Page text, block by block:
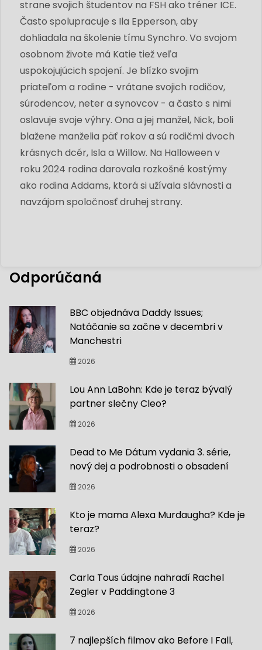
strane svojich študentov na FSH ako tréner ICE.
Často spolupracuje s Ila Epperson, aby
dohliadala na školenie tímu Synchro. Vo svojom
osobnom živote má Katie tiež veľa
uspokojujúcich spojení. Je blízko svojim
priateľom a rodine - vrátane svojich rodičov,
súrodencov, neter a synovcov - a často s nimi
oslavuje svoje výhry. Ona a jej manžel, Nick, boli
blažene manželia päť rokov a sú rodičmi dvoch
krásnych dcér, Isla a Willow. Na Halloween v
roku 2024 rodina darovala rozkošné kostýmy
ako rodina Addams, ktorá si užívala slávnosti a
navzájom spoločnosť druhej strany.
Odporúčaná
BBC objednáva Daddy Issues;
Natáčanie sa začne v decembri v
Manchestri
2026
Lou Ann LaBohn: Kde je teraz bývalý
partner slečny Cleo?
2026
Dead to Me Dátum vydania 3. série,
nový dej a podrobnosti o obsadení
2026
Kto je mama Alexa Murdaugha? Kde je
teraz?
2026
Carla Tous údajne nahradí Rachel
Zegler v Paddingtone 3
2026
7 najlepších filmov ako Before I Fall,